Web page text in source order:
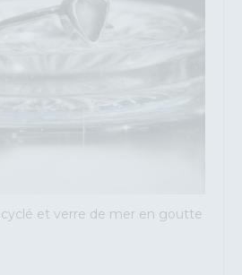
et verre de mer en goutte